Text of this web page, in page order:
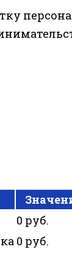
0 руб.
0 руб.